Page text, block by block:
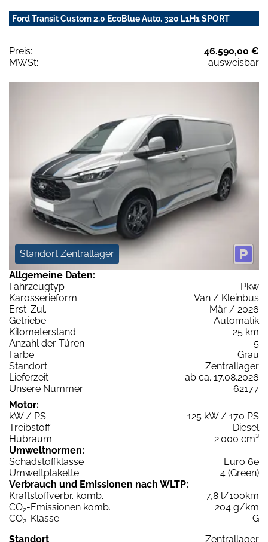
Ford Transit Custom 2.0 EcoBlue Auto. 320 L1H1 SPORT
Preis:
46.590,00 €
MWSt:
ausweisbar
Standort Zentrallager
Allgemeine Daten:
Fahrzeugtyp
Pkw
Karosserieform
Van / Kleinbus
Erst-Zul.
Mär / 2026
Getriebe
Automatik
Kilometerstand
25 km
Anzahl der Türen
5
Farbe
Grau
Standort
Zentrallager
Lieferzeit
ab ca. 17.08.2026
Unsere Nummer
62177
Motor:
kW / PS
125 kW / 170 PS
Treibstoff
Diesel
Hubraum
2.000 cm³
Umweltnormen:
Schadstoffklasse
Euro 6e
Umweltplakette
4 (Green)
Verbrauch und Emissionen nach WLTP:
Kraftstoffverbr. komb.
7,8 l/100km
CO2-Emissionen komb.
204 g/km
CO2-Klasse
G
Standort
Zentrallager